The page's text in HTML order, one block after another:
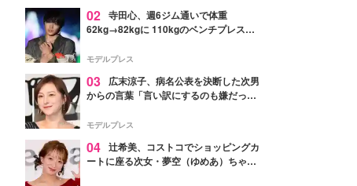
02 寺田心、週6ジム通いで体重
62kg→82kgに 110kgのベンチプレス持
「かっこいい」と反響
モデルプレス
03
広末涼子、病名公表を決断した次男
からの言葉「言い訳にするのも嫌だっ
モデルプレス
04 辻希美、コストコでショッピングカ
ートに座る次女・夢空（ゆめあ）ちゃん